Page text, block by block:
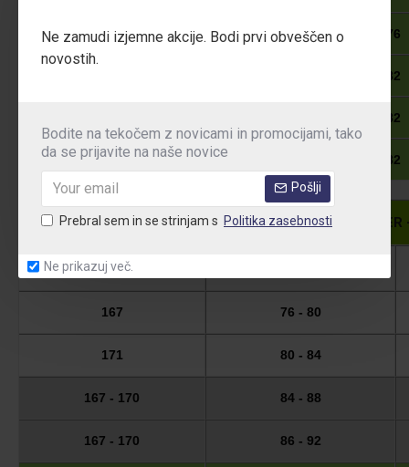
Ne zamudi izjemne akcije. Bodi prvi obveščen o
novostih.
Bodite na tekočem z novicami in promocijami, tako
da se prijavite na naše novice
Pošlji
Prebral sem in se strinjam s Politika zasebnosti
Ne prikazuj več.
ŠTEVILKE
57 170 - 176
176 - 182
176 - 182
176 - 182
PROFESSIONAL, CLASSIC i
VIŠINA
167 76 - 80
171 80 - 84
167 - 170 84 - 88
167 - 170 86 - 92